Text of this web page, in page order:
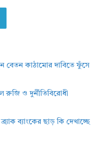
বেতন কাঠামোর দাবিতে ফুঁসে
রুজি ও দুর্নীতিবিরোধী
ব্যাংকের ছাড় কি দেখাচ্ছে